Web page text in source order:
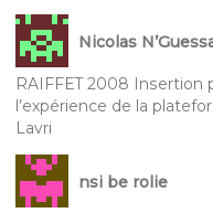
Nicolas
RAIFFET 2008 Insertion
l’expérience de la
Lavri
nsi be rolie